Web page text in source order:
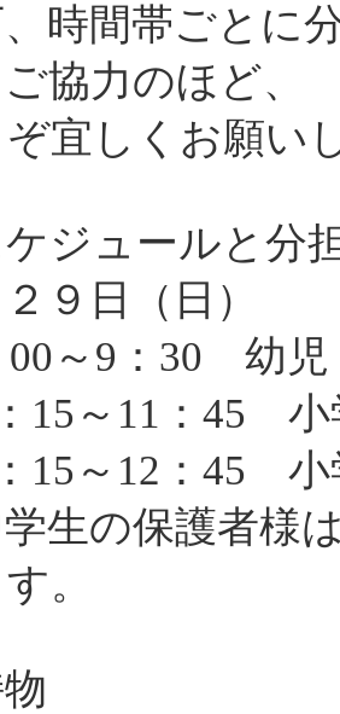
時間帯ごとに
協力のほど、
ぞ宜しくお願い
ジュールと分
９日（日）
00～9：30 幼児
15～11：45 小
15～12：45 小
生の保護者様
。